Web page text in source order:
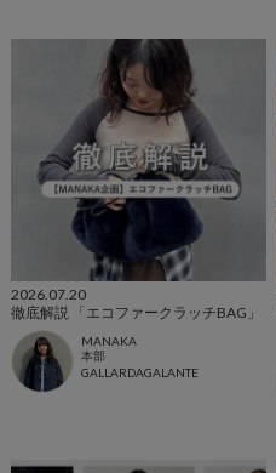
2026.07.20
徹底解説 「エコファークラッチBAG」
MANAKA
本部
GALLARDAGALANTE